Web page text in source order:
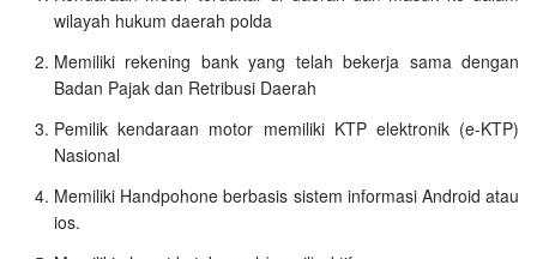
wilayah hukum daerah polda
Memiliki rekening bank yang telah bekerja sama dengan
Badan Pajak dan Retribusi Daerah
Pemilik kendaraan motor memiliki KTP elektronik (e-KTP)
Nasional
Memiliki Handpohone berbasis sistem informasi Android atau
ios.